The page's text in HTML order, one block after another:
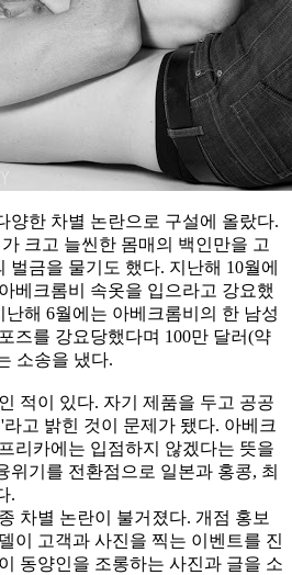
양한 차별 논란으로 구설에 올랐다.
크고 늘씬한 몸매의 백인만을 고
벌금을 물기도 했다. 지난해 10월에
베크롬비 속옷을 입으라고 강요했
해 6월에는 아베크롬비의 한 남성
즈를 강요당했다며 100만 달러(약
소송을 냈다.
적이 있다. 자기 제품을 두고 공공
고 밝힌 것이 문제가 됐다. 아베크
리카에는 입점하지 않겠다는 뜻을
위기를 전환점으로 일본과 홍콩, 최
.
차별 논란이 불거졌다. 개점 홍보
이 고객과 사진을 찍는 이벤트를 진
동양인을 조롱하는 사진과 글을 소